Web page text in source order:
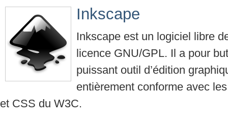
Inkscape
Inkscape est un logiciel libre
licence GNU/GPL. Il a pour
puissant outil d’édition
entièrement conforme avec
et CSS du W3C.